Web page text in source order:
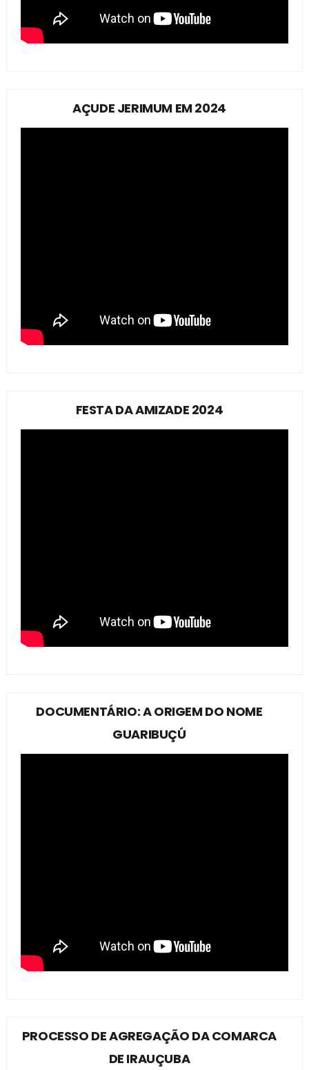
AÇUDE JERIMUM EM 2024
FESTA DA AMIZADE 2024
DOCUMENTÁRIO: A ORIGEM DO NOME
GUARIBUÇÚ
PROCESSO DE AGREGAÇÃO DA COMARCA
DE IRAUÇUBA